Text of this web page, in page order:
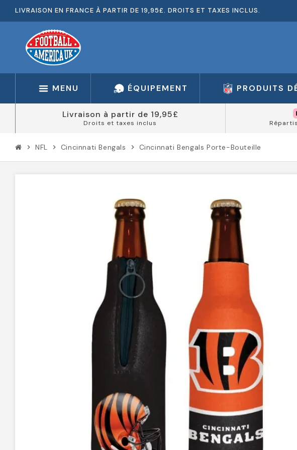
LIVRAISON EN FRANCE À PARTIR DE 19,95£. DROITS ET TAXES INCLUS.
MENU ÉQUIPEMENT PRODUITS
Livraison à partir de 19,95£
Droits et taxes inclus
chevron_right NFL chevron_right Cincinnati Bengals chevron_right Cincinnati Bengals Porte-Bouteille